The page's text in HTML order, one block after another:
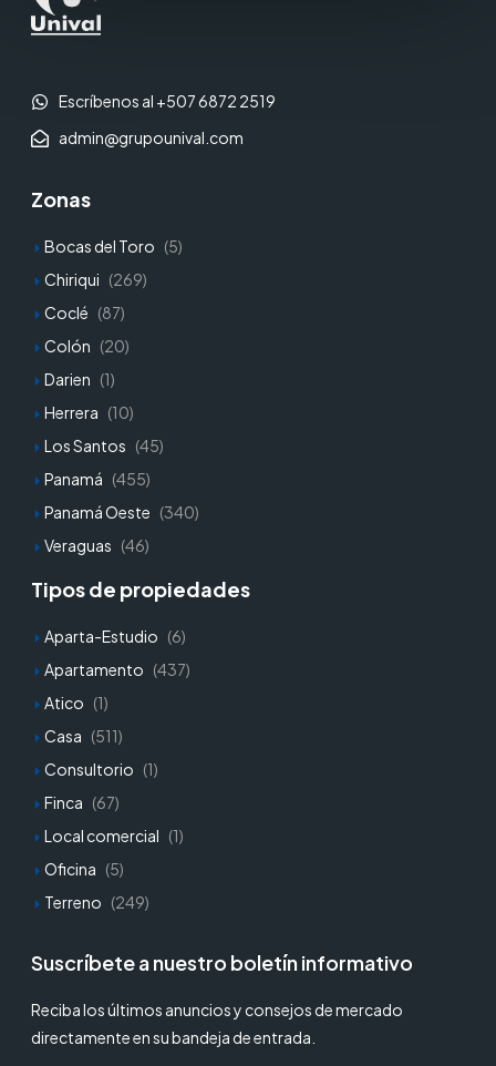
Escríbenos al +507 6872 2519
admin@grupounival.com
Zonas
Bocas del Toro (5)
Chiriqui (269)
Coclé (87)
Colón (20)
Darien (1)
Herrera (10)
Los Santos (45)
Panamá (455)
Panamá Oeste (340)
Veraguas (46)
Tipos de propiedades
Aparta-Estudio (6)
Apartamento (437)
Atico (1)
Casa (511)
Consultorio (1)
Finca (67)
Local comercial (1)
Oficina (5)
Terreno (249)
Suscríbete a nuestro boletín informativo
Reciba los últimos anuncios y consejos de mercado
directamente en su bandeja de entrada.